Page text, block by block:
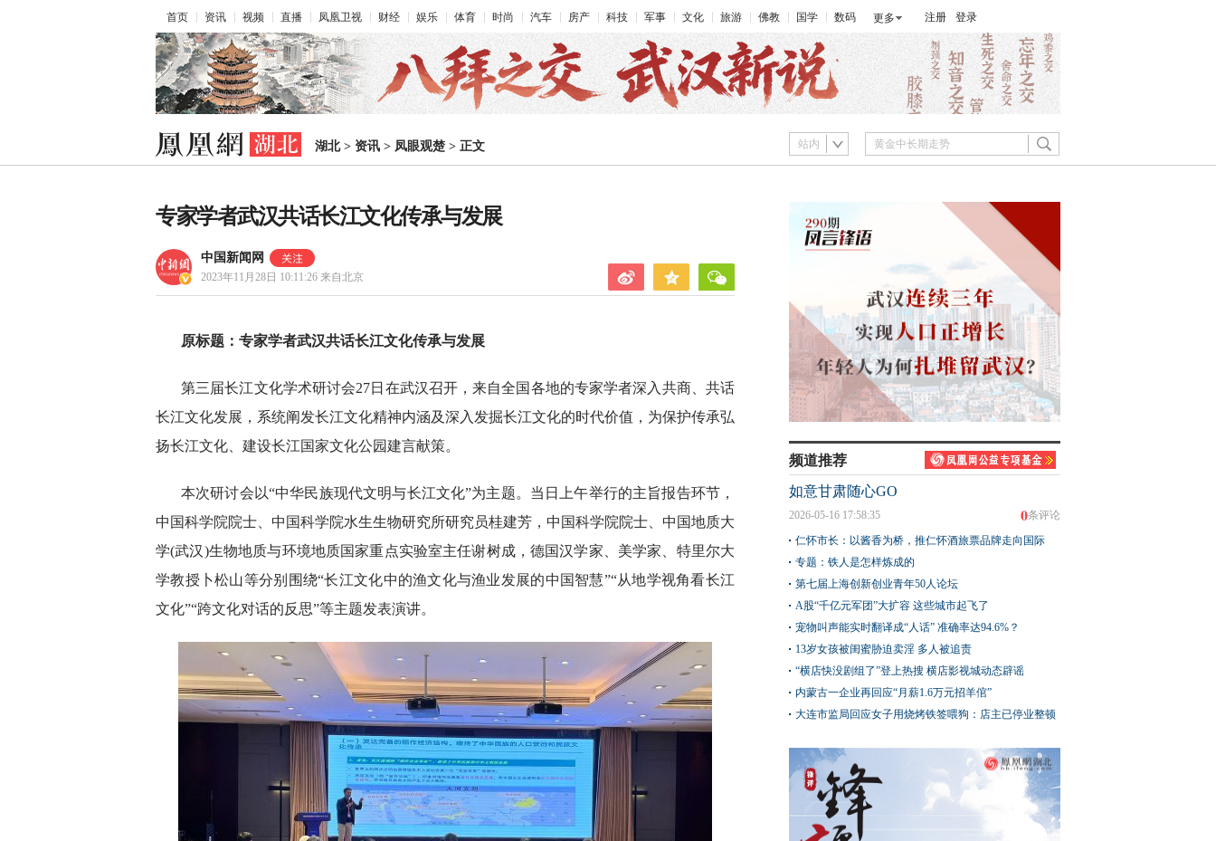
首页 资讯 视频 直播 凤凰卫视 财经 娱乐 体育 时尚 汽车 房产 科技 军事 文化 旅游 佛教 国学 数码 更多 注册 登录
湖北> 资讯 > 凤眼观楚 > 正文 站内
专家学者武汉共话长江文化传承与发展
中国新闻网
2023年11月28日 10:11:26 来自北京
原标题：专家学者武汉共话长江文化传承与发展
第三届长江文化学术研讨会27日在武汉召开，来自全国各地的专家学者深入共商、共话
长江文化发展，系统阐发长江文化精神内涵及深入发掘长江文化的时代价值，为保护传承弘
扬长江文化、建设长江国家文化公园建言献策。
本次研讨会以“中华民族现代文明与长江文化”为主题。当日上午举行的主旨报告环节，
中国科学院院士、中国科学院水生生物研究所研究员桂建芳，中国科学院院士、中国地质大
学(武汉)生物地质与环境地质国家重点实验室主任谢树成，德国汉学家、美学家、特里尔大
学教授卜松山等分别围绕“长江文化中的渔文化与渔业发展的中国智慧”“从地学视角看长江
文化”“跨文化对话的反思”等主题发表演讲。
频道推荐
如意甘肃随心GO
0条评论
2026-05-16 17:58:35
仁怀市长：以酱香为桥，推仁怀酒旅票品牌走向国际
专题：铁人是怎样炼成的
第七届上海创新创业青年50人论坛
A股“千亿元军团”大扩容 这些城市起飞了
宠物叫声能实时翻译成“人话” 准确率达94.6%？
13岁女孩被闺蜜胁迫卖淫 多人被追责
“横店快没剧组了”登上热搜 横店影视城动态辟谣
内蒙古一企业再回应“月薪1.6万元招羊倌”
大连市监局回应女子用烧烤铁签喂狗：店主已停业整顿